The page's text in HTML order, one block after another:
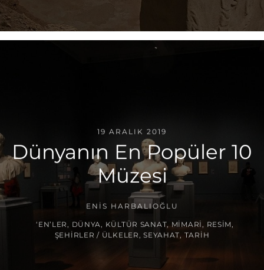
19 ARALIK 2019
Dünyanın En Popüler 10
Müzesi
ENIS HARBALIOĞLU
‘EN’LER DÜNYA KÜLTÜR SANAT, MIMARI , RESIM ,
ŞEHIRLER / ÜLKELER ,SEYAHAT, TARIH